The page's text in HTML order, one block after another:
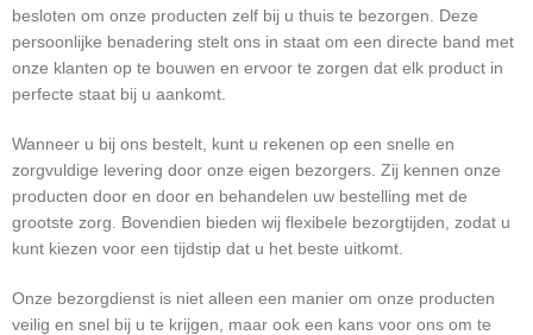
besloten om onze producten zelf bij u thuis te bezorgen. Deze
persoonlijke benadering stelt ons in staat om een directe band met
onze klanten op te bouwen en ervoor te zorgen dat elk product in
perfecte staat bij u aankomt.
Wanneer u bij ons bestelt, kunt u rekenen op een snelle en
zorgvuldige levering door onze eigen bezorgers. Zij kennen onze
producten door en door en behandelen uw bestelling met de
grootste zorg. Bovendien bieden wij flexibele bezorgtijden, zodat u
kunt kiezen voor een tijdstip dat u het beste uitkomt.
Onze bezorgdienst is niet alleen een manier om onze producten
veilig en snel bij u te krijgen, maar ook een kans voor ons om te